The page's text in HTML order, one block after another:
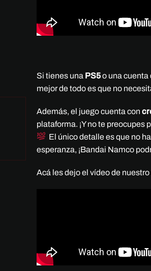
Si tienes una PS5o una cuenta
mejor de todo es que no
Además, el juego cuenta con
plataforma. ¡Y no te preocupes
El único detalle es que no
esperanza, ¡Bandai Namco
Acá les dejo el vídeo de